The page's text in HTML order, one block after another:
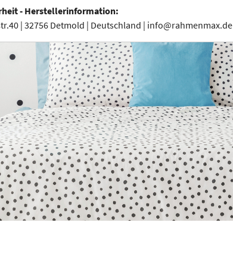
- Herstellerinformation:
| 32756 Detmold | Deutschland | info@rahmenmax.de